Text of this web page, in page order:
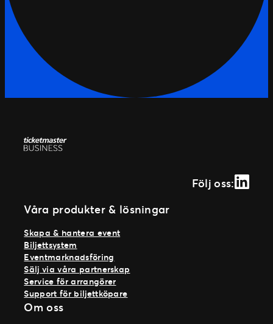
Följ oss:
Våra produkter & lösningar
Skapa & hantera event
Biljettsystem
Eventmarknadsföring
Sälj via våra partnerskap
Service för arrangörer
Support för biljettköpare
Om oss